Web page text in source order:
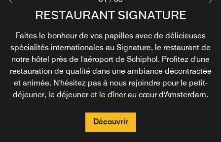
RESTAURANT SIGNATURE
Faites le bonheur de vos papilles avec de délicieuses
spécialités internationales au Signature, le restaurant de
notre hôtel près de l'aéroport de Schiphol. Profitez d'une
restauration de qualité dans une ambiance décontractée
et animée. N'hésitez pas à nous rejoindre pour le petit-
déjeuner, le déjeuner et le dîner au cœur d'Amsterdam.
Découvrir
BAR XPLORE
Détendez-vous avant ou après votre vol à l'aéroport
international de Schiphol avec nos cocktails maison,
créés de main de maître par nos propres mixologues.
Accompagnez-les de l'un de nos plats américano-
européens et vous ne pourrez que passer un bon
moment.
Découvrir
BREAKFAST RESTAURANT
SIGNATURE
Commencez votre journée de la meilleure façon avec
notre restaurant à Schiphol ! Savourez votre petit-
déjeuner au Signature, notre restaurant à l'ambiance à la
fois décontractée et animée.
Découvrir